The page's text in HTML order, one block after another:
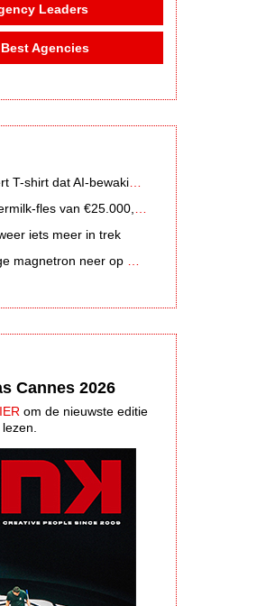
Leaders
Best Agencies
iets meer in trek
Cannes 2026
om de nieuwste editie